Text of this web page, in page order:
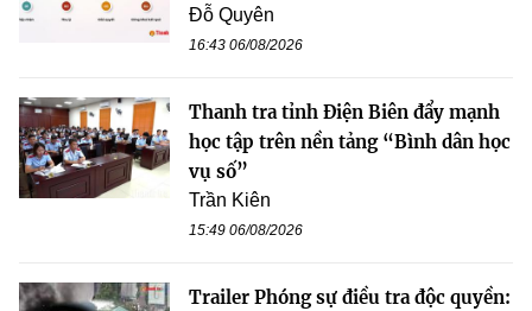
Đỗ Quyên
16:43 06/08/2026
Thanh tra tỉnh Điện Biên đẩy mạnh
học tập trên nền tảng “Bình dân học
vụ số”
Trần Kiên
15:49 06/08/2026
Trailer Phóng sự điều tra độc quyền: